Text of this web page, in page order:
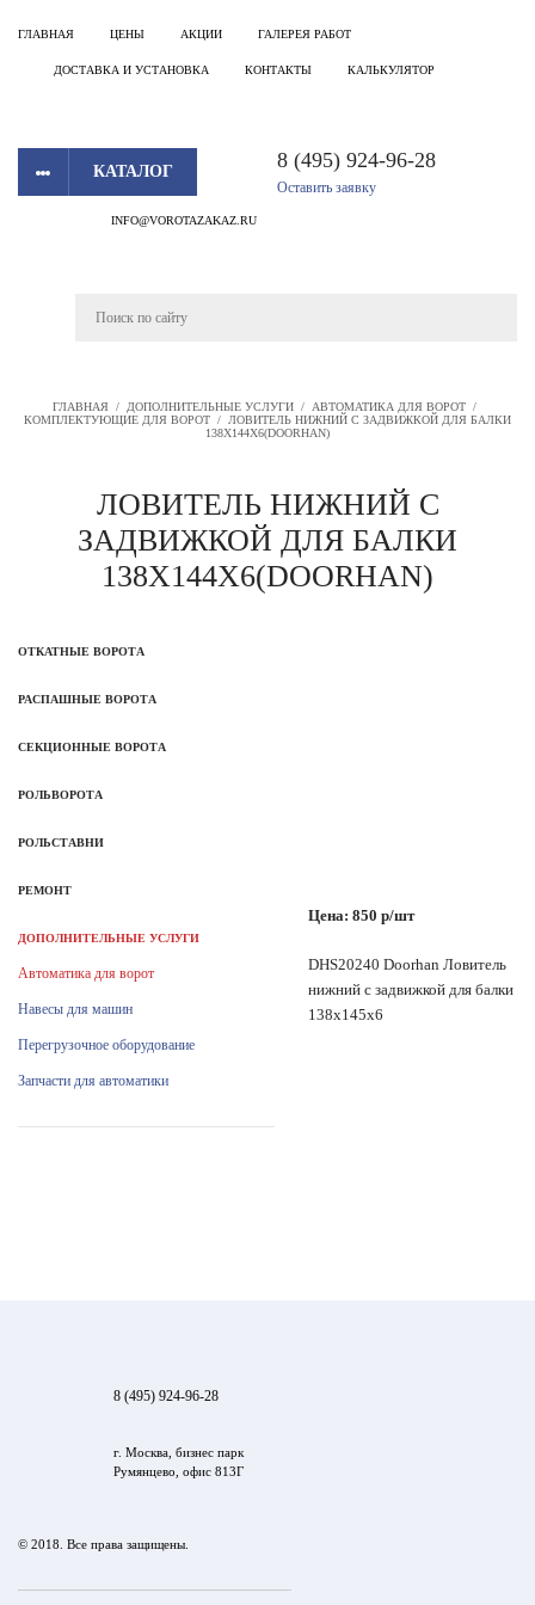
ГЛАВНАЯ ЦЕНЫ АКЦИИ ГАЛЕРЕЯ РАБОТ
ДОСТАВКА И УСТАНОВКА КОНТАКТЫ КАЛЬКУЛЯТОР
КАТАЛОГ 8 (495) 924-96-28
Оставить заявку
INFO@VOROTAZAKAZ.RU
ГЛАВНАЯ / ДОПОЛНИТЕЛЬНЫЕ УСЛУГИ / АВТОМАТИКА ДЛЯ ВОРОТ /
КОМПЛЕКТУЮЩИЕ ДЛЯ ВОРОТ /
ЛОВИТЕЛЬ НИЖНИЙ С ЗАДВИЖКОЙ ДЛЯ БАЛКИ
138Х144Х6(DOORHAN)
ЛОВИТЕЛЬ НИЖНИЙ С
ЗАДВИЖКОЙ ДЛЯ БАЛКИ
138Х144Х6(DOORHAN)
ОТКАТНЫЕ ВОРОТА
РАСПАШНЫЕ ВОРОТА
СЕКЦИОННЫЕ ВОРОТА
РОЛЬВОРОТА
РОЛЬСТАВНИ
РЕМОНТ
ДОПОЛНИТЕЛЬНЫЕ УСЛУГИ
Автоматика для ворот
Навесы для машин
Перегрузочное оборудование
Запчасти для автоматики
Цена: 850 р/шт
DHS20240 Doorhan Ловитель
нижний с задвижкой для балки
138х145х6
8 (495) 924-96-28
г. Москва, бизнес парк
Румянцево, офис 813Г
© 2018. Все права защищены.